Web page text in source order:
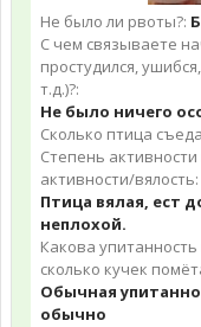
Не было ли рвоты?:
С чем связываете
простудился,
т.д.)?:
Не было ничего
Сколько птица
Степень
активности/вялость:
Птица вялая, ест
неплохой.
Какова
сколько кучек
Обычная
обычно